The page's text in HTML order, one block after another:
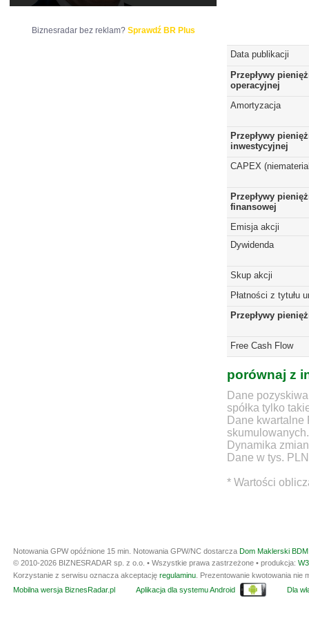
Data publikacji
Przepływy
operacyjnej
Amortyzacja
Przepływy
inwestycyjnej
CAPEX
Przepływy
finansowej
Emisja akcji
Dywidenda
Skup akcji
Płatności z tytułu
Przepływy
Free Cash Flow
porównaj z
Dane
spółka tylko
Dane
skumulowanych.
Dynamika
Dane w tys. PLN
* Wartości
Biznesradar bez reklam? Sprawdź BR Plus
Notowania GPW opóźnione 15 min. Notowania GPW/NC dostarcza Dom Maklerski
© 2010-2026 BIZNESRADAR sp. z o.o. • Wszystkie prawa zastrzeżone • produkcja:
Korzystanie z serwisu oznacza akceptację regulaminu . Prezentowanie kwotowania
Mobilna wersja BiznesRadar.pl
Aplikacja dla systemu Android Dla